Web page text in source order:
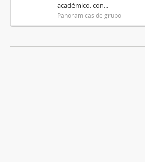
académico: con...
Panorámicas de grupo